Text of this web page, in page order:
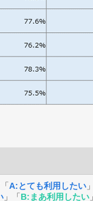
A:とても利用したい
」「B:まあ利用したい